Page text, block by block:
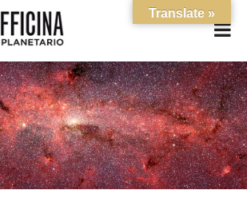
Translate »